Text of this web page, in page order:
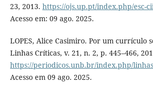
23, 2013. https://ojs.up.pt/index.php/esc-
Acesso em: 09 ago. 2025.
LOPES, Alice Casimiro. Por um currículo
Linhas Críticas, v. 21, n. 2, p. 445–466,
https://periodicos.unb.br/index.php/
Acesso em 09 ago. 2025.